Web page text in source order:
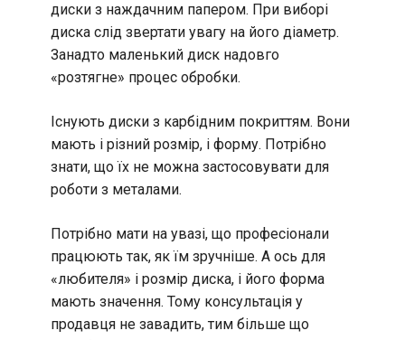
диски з наждачним папером. При виборі
диска слід звертати увагу на його діаметр.
Занадто маленький диск надовго
«розтягне» процес обробки.
Існують диски з карбідним покриттям. Вони
мають і різний розмір, і форму. Потрібно
знати, що їх не можна застосовувати для
роботи з металами.
Потрібно мати на увазі, що професіонали
працюють так, як їм зручніше. А ось для
«любителя» і розмір диска, і його форма
мають значення. Тому консультація у
продавця не завадить, тим більше що